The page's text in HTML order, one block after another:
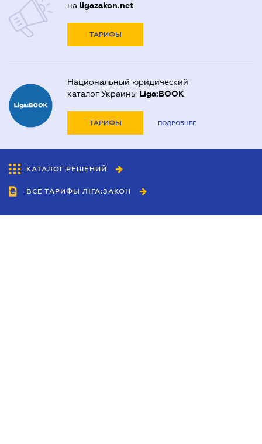
на ligazakon.net
ТАРИФЫ
Национальный юридический
каталог Украины Liga:BOOK
ТАРИФЫ ПОДРОБНЕЕ
КАТАЛОГ РЕШЕНИЙ
ВСЕ ТАРИФЫ ЛІГА:ЗАКОН